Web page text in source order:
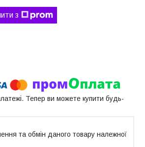
з
Тепер ви можете купити будь-
та обмін даного товару належної